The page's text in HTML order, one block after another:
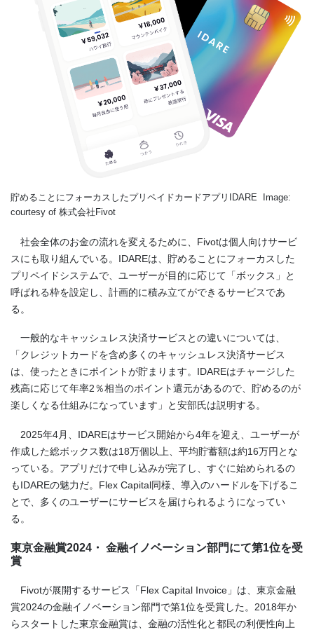
貯めることにフォーカスしたプリペイドカードアプリIDARE Image:
courtesy of 株式会社Fivot
社会全体のお金の流れを変えるために、Fivotは個人向けサービ
スにも取り組んでいる。IDAREは、貯めることにフォーカスした
プリペイドシステムで、ユーザーが目的に応じて「ボックス」と
呼ばれる枠を設定し、計画的に積み立てができるサービスであ
る。
一般的なキャッシュレス決済サービスとの違いについては、
「クレジットカードを含め多くのキャッシュレス決済サービス
は、使ったときにポイントが貯まります。IDAREはチャージした
残高に応じて年率2％相当のポイント還元があるので、貯めるのが
楽しくなる仕組みになっています」と安部氏は説明する。
2025年4月、IDAREはサービス開始から4年を迎え、ユーザーが
作成した総ボックス数は18万個以上、平均貯蓄額は約16万円とな
っている。アプリだけで申し込みが完了し、すぐに始められるの
もIDAREの魅力だ。Flex Capital同様、導入のハードルを下げるこ
とで、多くのユーザーにサービスを届けられるようになってい
る。
東京金融賞2024・ 金融イノベーション部門にて第1位を受
賞
Fivotが展開するサービス「Flex Capital Invoice」は、東京金融
賞2024の金融イノベーション部門で第1位を受賞した。2018年か
らスタートした東京金融賞は、金融の活性化と都民の利便性向上